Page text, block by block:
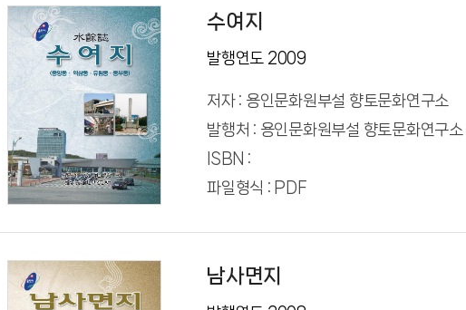
수여지
발행연도 2009
저자 : 용인문화원부설 향토문화연구소
발행처 : 용인문화원부설 향토문화연구소
ISBN :
파일형식 : PDF
남사면지